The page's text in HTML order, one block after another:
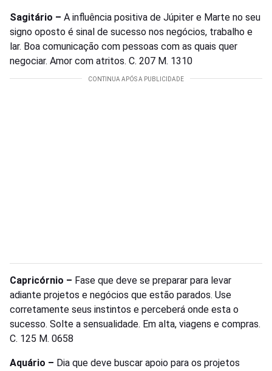
Sagitário – A influência positiva de Júpiter e Marte no seu
signo oposto é sinal de sucesso nos negócios, trabalho e
lar. Boa comunicação com pessoas com as quais quer
negociar. Amor com atritos. C. 207 M. 1310
Capricórnio – Fase que deve se preparar para levar
adiante projetos e negócios que estão parados. Use
corretamente seus instintos e perceberá onde esta o
sucesso. Solte a sensualidade. Em alta, viagens e compras.
C. 125 M. 0658
Aquário – Dia que deve buscar apoio para os projetos